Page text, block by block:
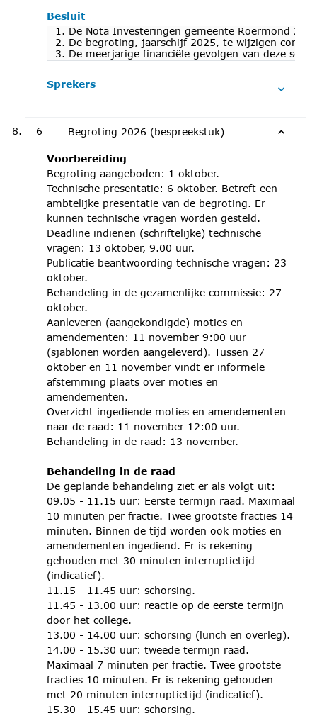
Besluit
1. De Nota Investeringen gemeente Roermond
2. De begroting, jaarschijf 2025, te wijzigen
3. De meerjarige financiële gevolgen van deze
Sprekers
6 Begroting 2026 (bespreekstuk)
Voorbereiding
Begroting aangeboden: 1 oktober.
Technische presentatie: 6 oktober. Betreft een
ambtelijke presentatie van de begroting. Er
kunnen technische vragen worden gesteld.
Deadline indienen (schriftelijke) technische
vragen: 13 oktober, 9.00 uur.
Publicatie beantwoording technische vragen: 23
oktober.
Behandeling in de gezamenlijke commissie: 27
oktober.
Aanleveren (aangekondigde) moties en
amendementen: 11 november 9:00 uur
(sjablonen worden aangeleverd). Tussen 27
oktober en 11 november vindt er informele
afstemming plaats over moties en
amendementen.
Overzicht ingediende moties en amendementen
naar de raad: 11 november 12:00 uur.
Behandeling in de raad: 13 november.
Behandeling in de raad
De geplande behandeling ziet er als volgt uit:
09.05 - 11.15 uur: Eerste termijn raad. Maximaal
10 minuten per fractie. Twee grootste fracties 14
minuten. Binnen de tijd worden ook moties en
amendementen ingediend. Er is rekening
gehouden met 30 minuten interruptietijd
(indicatief).
11.15 - 11.45 uur: schorsing.
11.45 - 13.00 uur: reactie op de eerste termijn
door het college.
13.00 - 14.00 uur: schorsing (lunch en overleg).
14.00 - 15.30 uur: tweede termijn raad.
Maximaal 7 minuten per fractie. Twee grootste
fracties 10 minuten. Er is rekening gehouden
met 20 minuten interruptietijd (indicatief).
15.30 - 15.45 uur: schorsing.